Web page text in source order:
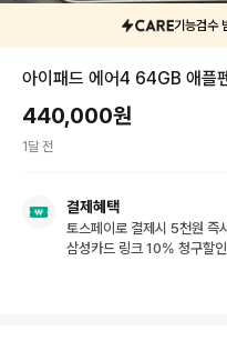
기능검수
아이패드 에어4 64GB 애플
440,000원
1달 전
결제혜택
토스페이로 결제시 5천원 즉
삼성카드 링크 10% 청구할인